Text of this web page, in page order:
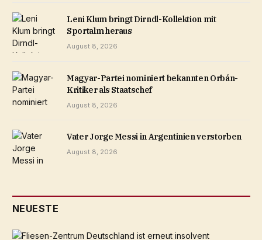
Leni Klum bringt Dirndl-Kollektion mit
Sportalm heraus
August 8, 2026
Magyar-Partei nominiert bekannten Orbán-
Kritiker als Staatschef
August 8, 2026
Vater Jorge Messi in Argentinien verstorben
August 8, 2026
NEUESTE